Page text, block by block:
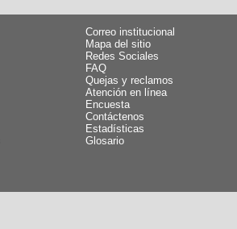
Correo institucional
Mapa del sitio
Redes Sociales
FAQ
Quejas y reclamos
Atención en línea
Encuesta
Contáctenos
Estadísticas
Glosario